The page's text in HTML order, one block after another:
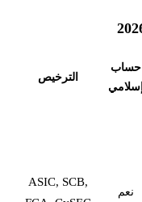
حساب
إسلامي
الترخيص
نعم
ASIC, SCB,